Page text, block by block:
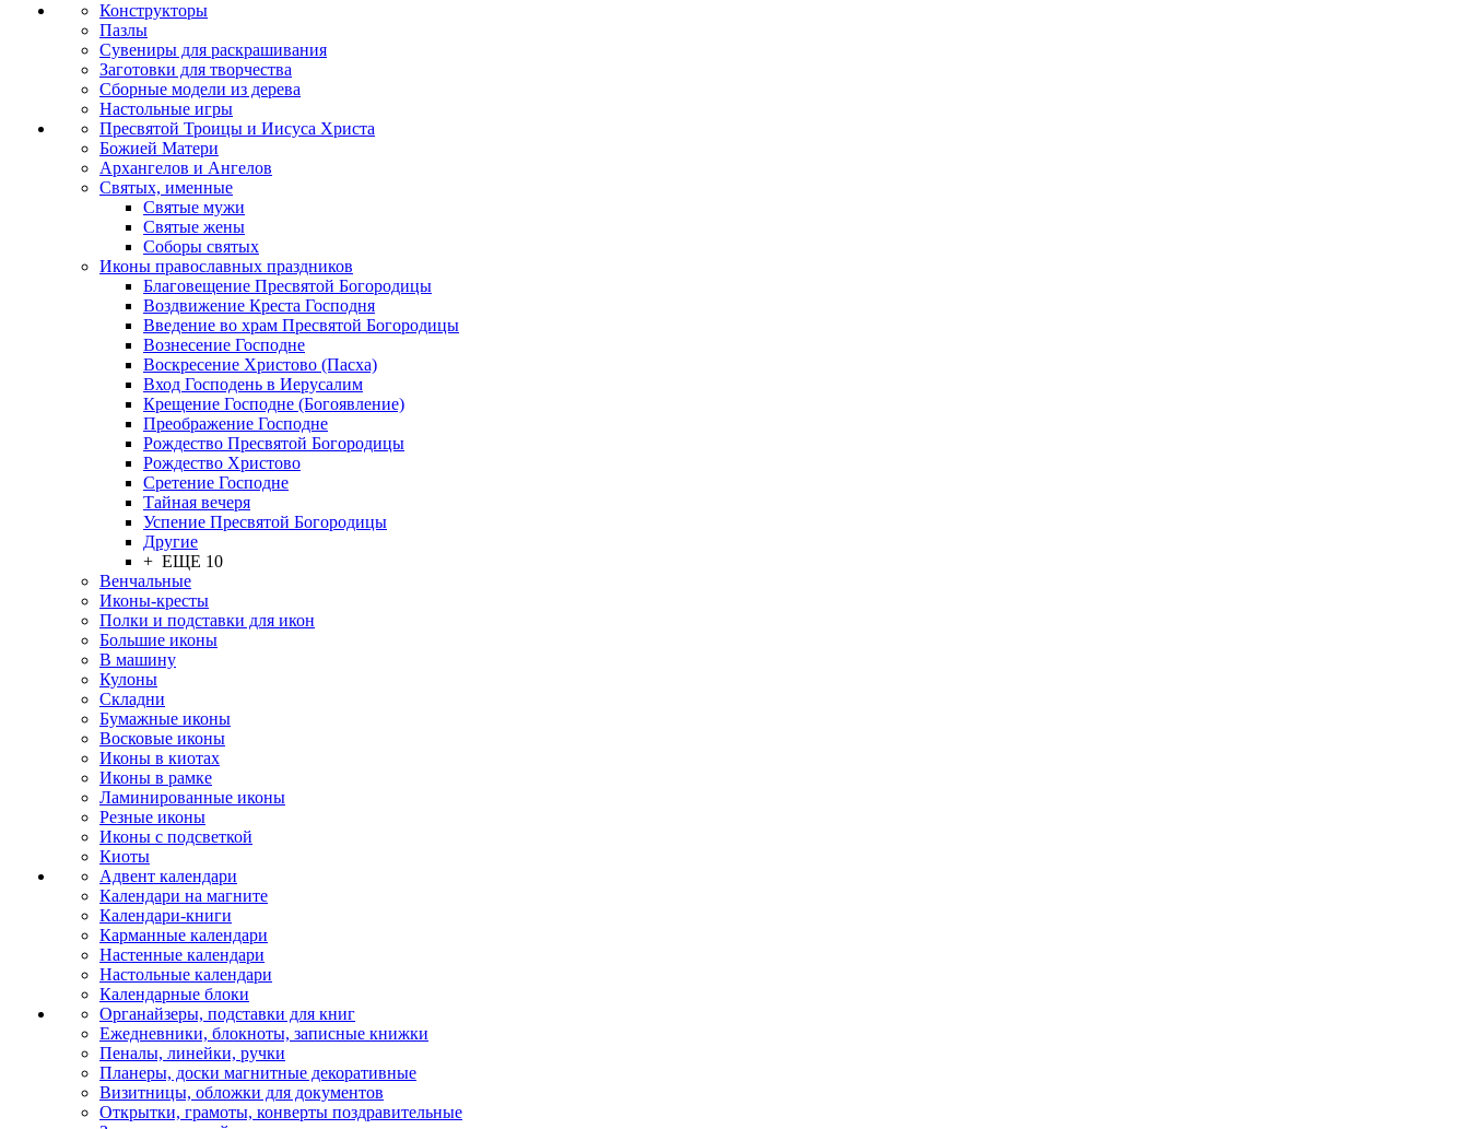
Конструкторы
Пазлы
Сувениры для раскрашивания
Заготовки для творчества
Сборные модели из дерева
Настольные игры
Пресвятой Троицы и Иисуса Христа
Божией Матери
Архангелов и Ангелов
Святых, именные
Святые мужи
Святые жены
Соборы святых
Иконы православных праздников
Благовещение Пресвятой Богородицы
Воздвижение Креста Господня
Введение во храм Пресвятой Богородицы
Вознесение Господне
Воскресение Христово (Пасха)
Вход Господень в Иерусалим
Крещение Господне (Богоявление)
Преображение Господне
Рождество Пресвятой Богородицы
Рождество Христово
Сретение Господне
Тайная вечеря
Успение Пресвятой Богородицы
Другие
+ ЕЩЕ 10
Венчальные
Иконы-кресты
Полки и подставки для икон
Большие иконы
В машину
Кулоны
Складни
Бумажные иконы
Восковые иконы
Иконы в киотах
Иконы в рамке
Ламинированные иконы
Резные иконы
Иконы с подсветкой
Киоты
Адвент календари
Календари на магните
Календари-книги
Карманные календари
Настенные календари
Настольные календари
Календарные блоки
Органайзеры, подставки для книг
Ежедневники, блокноты, записные книжки
Пеналы, линейки, ручки
Планеры, доски магнитные декоративные
Визитницы, обложки для документов
Открытки, грамоты, конверты поздравительные